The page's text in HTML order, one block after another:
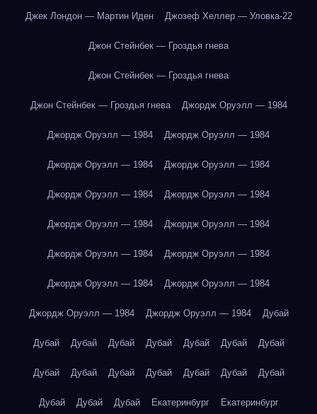
Джек Лондон — Мартин Иден Джозеф Хеллер — Уловка-22
Джон Стейнбек — Гроздья гнева
Джон Стейнбек — Гроздья гнева
Джон Стейнбек — Гроздья гнева Джордж Оруэлл — 1984
Джордж Оруэлл — 1984 Джордж Оруэлл — 1984
Джордж Оруэлл — 1984 Джордж Оруэлл — 1984
Джордж Оруэлл — 1984 Джордж Оруэлл — 1984
Джордж Оруэлл — 1984 Джордж Оруэлл — 1984
Джордж Оруэлл — 1984 Джордж Оруэлл — 1984
Джордж Оруэлл — 1984 Джордж Оруэлл — 1984
Джордж Оруэлл — 1984 Джордж Оруэлл — 1984 Дубай
Дубай Дубай Дубай Дубай Дубай Дубай Дубай
Дубай Дубай Дубай Дубай Дубай Дубай Дубай
Дубай Дубай Дубай Екатеринбург Екатеринбург